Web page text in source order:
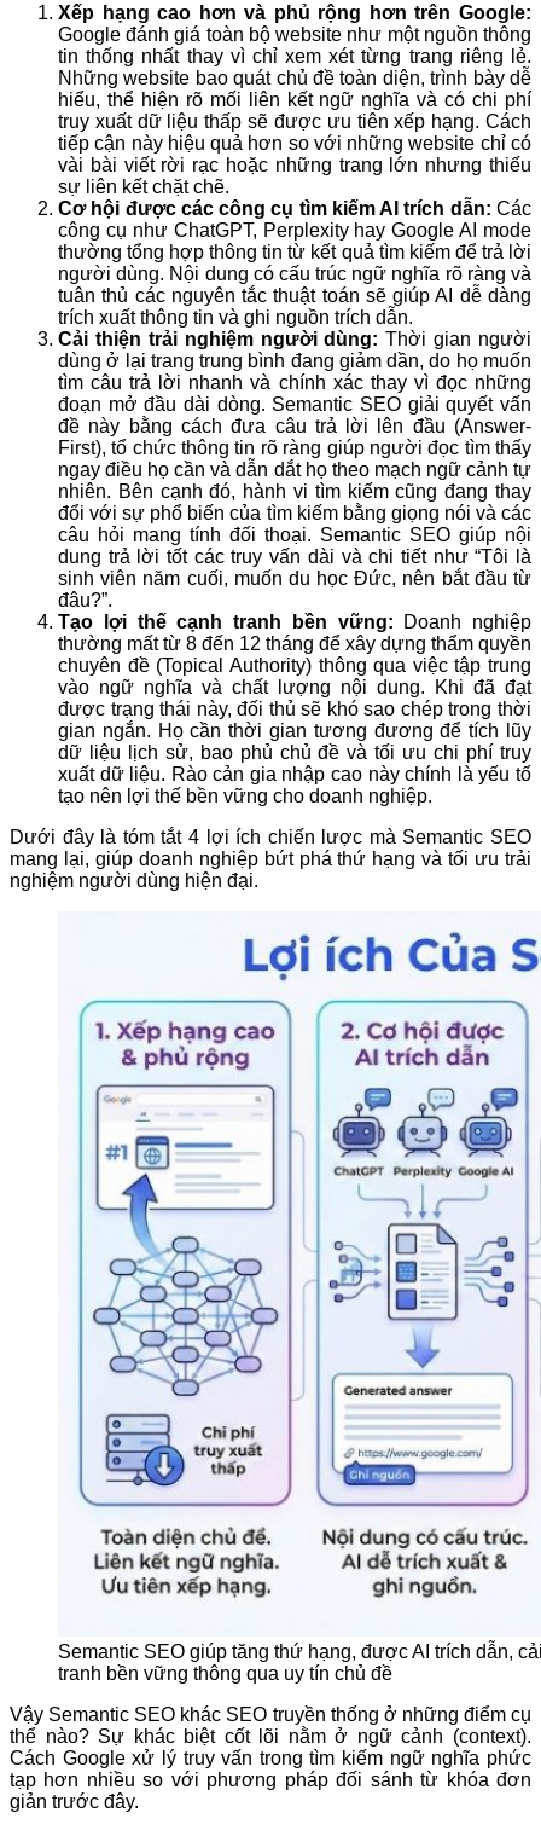
Xếp hạng cao hơn và phủ rộng hơn trên Google:
Google đánh giá toàn bộ website như một nguồn thông
tin thống nhất thay vì chỉ xem xét từng trang riêng lẻ.
Những website bao quát chủ đề toàn diện, trình bày dễ
hiểu, thể hiện rõ mối liên kết ngữ nghĩa và có chi phí
truy xuất dữ liệu thấp sẽ được ưu tiên xếp hạng. Cách
tiếp cận này hiệu quả hơn so với những website chỉ có
vài bài viết rời rạc hoặc những trang lớn nhưng thiếu
sự liên kết chặt chẽ.
Cơ hội được các công cụ tìm kiếm AI trích dẫn: Các
công cụ như ChatGPT, Perplexity hay Google AI mode
thường tổng hợp thông tin từ kết quả tìm kiếm để trả lời
người dùng. Nội dung có cấu trúc ngữ nghĩa rõ ràng và
tuân thủ các nguyên tắc thuật toán sẽ giúp AI dễ dàng
trích xuất thông tin và ghi nguồn trích dẫn.
Cải thiện trải nghiệm người dùng: Thời gian người
dùng ở lại trang trung bình đang giảm dần, do họ muốn
tìm câu trả lời nhanh và chính xác thay vì đọc những
đoạn mở đầu dài dòng. Semantic SEO giải quyết vấn
đề này bằng cách đưa câu trả lời lên đầu (Answer-
First), tổ chức thông tin rõ ràng giúp người đọc tìm thấy
ngay điều họ cần và dẫn dắt họ theo mạch ngữ cảnh tự
nhiên. Bên cạnh đó, hành vi tìm kiếm cũng đang thay
đổi với sự phổ biến của tìm kiếm bằng giọng nói và các
câu hỏi mang tính đối thoại. Semantic SEO giúp nội
dung trả lời tốt các truy vấn dài và chi tiết như “Tôi là
sinh viên năm cuối, muốn du học Đức, nên bắt đầu từ
đâu?”.
Tạo lợi thế cạnh tranh bền vững: Doanh nghiệp
thường mất từ 8 đến 12 tháng để xây dựng thẩm quyền
chuyên đề (Topical Authority) thông qua việc tập trung
vào ngữ nghĩa và chất lượng nội dung. Khi đã đạt
được trạng thái này, đối thủ sẽ khó sao chép trong thời
gian ngắn. Họ cần thời gian tương đương để tích lũy
dữ liệu lịch sử, bao phủ chủ đề và tối ưu chi phí truy
xuất dữ liệu. Rào cản gia nhập cao này chính là yếu tố
tạo nên lợi thế bền vững cho doanh nghiệp.
Dưới đây là tóm tắt 4 lợi ích chiến lược mà Semantic SEO
mang lại, giúp doanh nghiệp bứt phá thứ hạng và tối ưu trải
nghiệm người dùng hiện đại.
Semantic SEO giúp tăng thứ hạng, được AI trích dẫn,
tranh bền vững thông qua uy tín chủ đề
Vậy Semantic SEO khác SEO truyền thống ở những điểm cụ
thể nào? Sự khác biệt cốt lõi nằm ở ngữ cảnh (context).
Cách Google xử lý truy vấn trong tìm kiếm ngữ nghĩa phức
tạp hơn nhiều so với phương pháp đối sánh từ khóa đơn
giản trước đây.